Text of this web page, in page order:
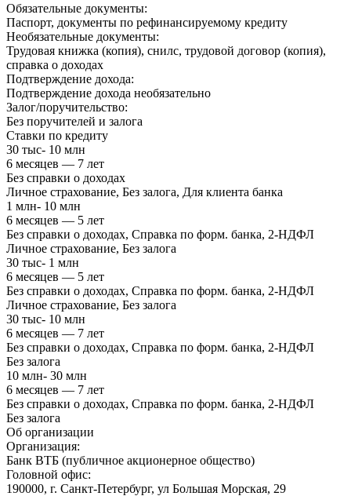
Обязательные документы:
Паспорт, документы по рефинансируемому кредиту
Необязательные документы:
Трудовая книжка (копия), снилс, трудовой договор (копия),
справка о доходах
Подтверждение дохода:
Подтверждение дохода необязательно
Залог/поручительство:
Без поручителей и залога
Ставки по кредиту
30 тыс- 10 млн
6 месяцев — 7 лет
Без справки о доходах
Личное страхование, Без залога, Для клиента банка
1 млн- 10 млн
6 месяцев — 5 лет
Без справки о доходах, Справка по форм. банка, 2-НДФЛ
Личное страхование, Без залога
30 тыс- 1 млн
6 месяцев — 5 лет
Без справки о доходах, Справка по форм. банка, 2-НДФЛ
Личное страхование, Без залога
30 тыс- 10 млн
6 месяцев — 7 лет
Без справки о доходах, Справка по форм. банка, 2-НДФЛ
Без залога
10 млн- 30 млн
6 месяцев — 7 лет
Без справки о доходах, Справка по форм. банка, 2-НДФЛ
Без залога
Об организации
Организация:
Банк ВТБ (публичное акционерное общество)
Головной офис:
190000, г. Санкт-Петербург, ул Большая Морская, 29